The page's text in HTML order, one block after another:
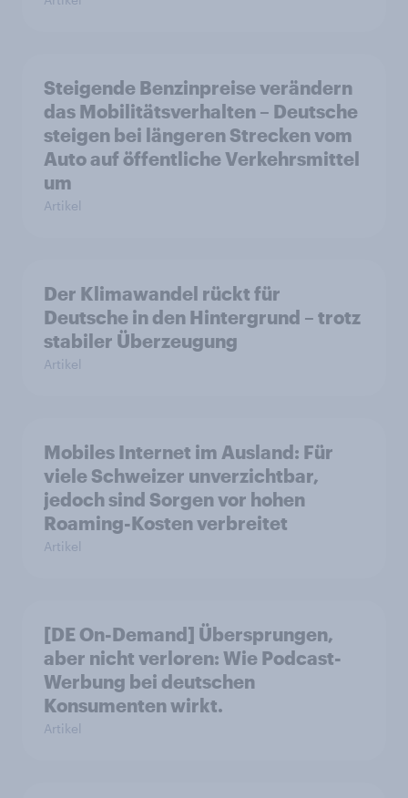
Steigende Benzinpreise verändern
das Mobilitätsverhalten – Deutsche
steigen bei längeren Strecken vom
Auto auf öffentliche Verkehrsmittel
um
Artikel
Der Klimawandel rückt für
Deutsche in den Hintergrund – trotz
stabiler Überzeugung
Artikel
Mobiles Internet im Ausland: Für
viele Schweizer unverzichtbar,
jedoch sind Sorgen vor hohen
Roaming-Kosten verbreitet
Artikel
[DE On-Demand] Übersprungen,
aber nicht verloren: Wie Podcast-
Werbung bei deutschen
Konsumenten wirkt.
Artikel